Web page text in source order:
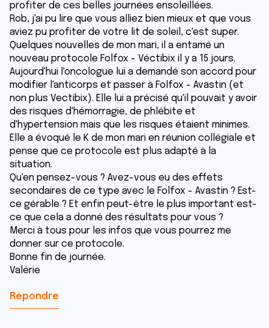
profiter de ces belles journées ensoleillées.
Rob, j'ai pu lire que vous alliez bien mieux et que vous
aviez pu profiter de votre lit de soleil, c'est super.
Quelques nouvelles de mon mari, il a entamé un
nouveau protocole Folfox - Véctibix il y a 15 jours.
Aujourd'hui l'oncologue lui a demandé son accord pour
modifier l'anticorps et passer à Folfox - Avastin (et
non plus Vectibix). Elle lui a précisé qu'il pouvait y avoir
des risques d'hémorragie, de phlébite et
d'hypertension mais que les risques étaient minimes.
Elle a évoqué le K de mon mari en réunion collégiale et
pense que ce protocole est plus adapté à la
situation.
Qu'en pensez-vous ? Avez-vous eu des effets
secondaires de ce type avec le Folfox - Avastin ? Est-
ce gérable ? Et enfin peut-être le plus important est-
ce que cela a donné des résultats pour vous ?
Merci à tous pour les infos que vous pourrez me
donner sur ce protocole.
Bonne fin de journée.
Valérie
Répondre